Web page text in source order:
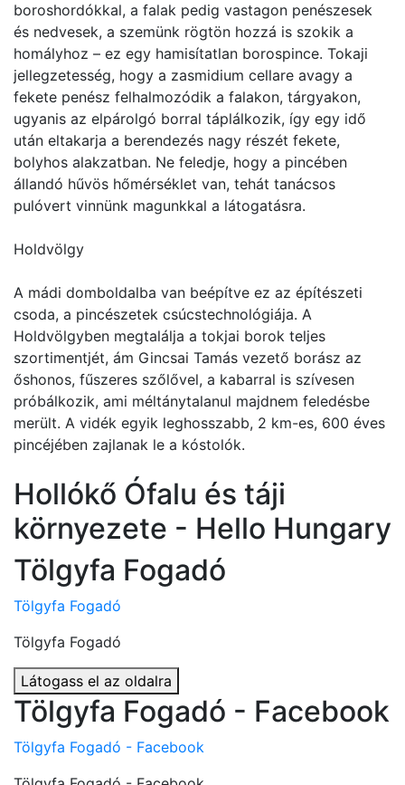
boroshordókkal, a falak pedig vastagon penészesek
és nedvesek, a szemünk rögtön hozzá is szokik a
homályhoz – ez egy hamisítatlan borospince. Tokaji
jellegzetesség, hogy a zasmidium cellare avagy a
fekete penész felhalmozódik a falakon, tárgyakon,
ugyanis az elpárolgó borral táplálkozik, így egy idő
után eltakarja a berendezés nagy részét fekete,
bolyhos alakzatban. Ne feledje, hogy a pincében
állandó hűvös hőmérséklet van, tehát tanácsos
pulóvert vinnünk magunkkal a látogatásra.
Holdvölgy
A mádi domboldalba van beépítve ez az építészeti
csoda, a pincészetek csúcstechnológiája. A
Holdvölgyben megtalálja a tokjai borok teljes
szortimentjét, ám Gincsai Tamás vezető borász az
őshonos, fűszeres szőlővel, a kabarral is szívesen
próbálkozik, ami méltánytalanul majdnem feledésbe
merült. A vidék egyik leghosszabb, 2 km-es, 600 éves
pincéjében zajlanak le a kóstolók.
Hollókő Ófalu és táji
környezete - Hello Hungary
Tölgyfa Fogadó
Tölgyfa Fogadó
Tölgyfa Fogadó
Látogass el az oldalra
Tölgyfa Fogadó - Facebook
Tölgyfa Fogadó - Facebook